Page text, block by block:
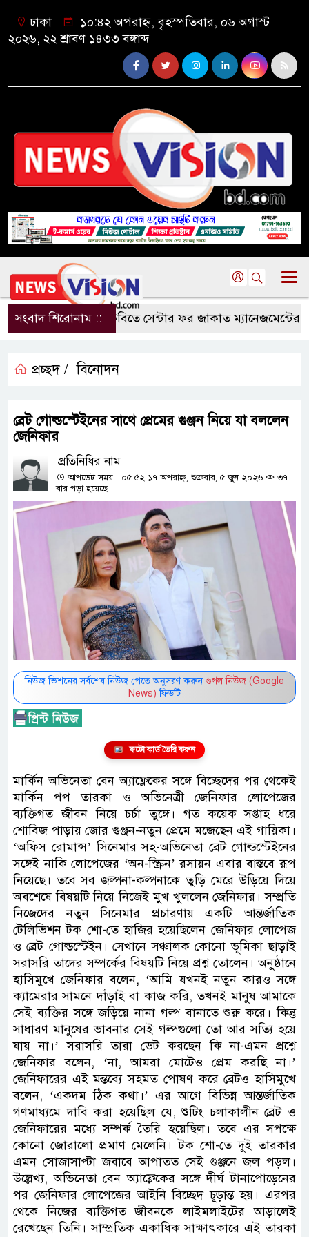
ঢাকা
১০:৪২ অপরাহ্ন, বৃহস্পতিবার, ০৬ অগাস্ট
২০২৬, ২২ শ্রাবণ ১৪৩৩ বঙ্গাব্দ
সংবাদ শিরোনাম ::কুবিতে সেন্টার ফর জাকাত ম্যানেজমেন্টের
প্রচ্ছদ / বিনোদন
ব্রেট গোল্ডস্টেইনের সাথে প্রেমের গুঞ্জন নিয়ে যা বললেন
জেনিফার
প্রতিনিধির নাম
আপডেট সময় : ০৫:৫২:১৭ অপরাহ্ন, শুক্রবার, ৫ জুন ২০২৬
৩৭
বার পড়া হয়েছে
নিউজ ভিশনের সর্বশেষ নিউজ পেতে অনুসরণ করুন গুগল নিউজ (Google
News) ফিডটি
ফটো কার্ড তৈরি করুন
মার্কিন অভিনেতা বেন অ্যাফ্লেকের সঙ্গে বিচ্ছেদের পর থেকেই
মার্কিন পপ তারকা ও অভিনেত্রী জেনিফার লোপেজের
ব্যক্তিগত জীবন নিয়ে চর্চা তুঙ্গে। গত কয়েক সপ্তাহ ধরে
শোবিজ পাড়ায় জোর গুঞ্জন-নতুন প্রেমে মজেছেন এই গায়িকা।
‘অফিস রোমান্স’ সিনেমার সহ-অভিনেতা ব্রেট গোল্ডস্টেইনের
সঙ্গেই নাকি লোপেজের ‘অন-স্ক্রিন’ রসায়ন এবার বাস্তবে রূপ
নিয়েছে। তবে সব জল্পনা-কল্পনাকে তুড়ি মেরে উড়িয়ে দিয়ে
অবশেষে বিষয়টি নিয়ে নিজেই মুখ খুললেন জেনিফার। সম্প্রতি
নিজেদের নতুন সিনেমার প্রচারণায় একটি আন্তর্জাতিক
টেলিভিশন টক শো-তে হাজির হয়েছিলেন জেনিফার লোপেজ
ও ব্রেট গোল্ডস্টেইন। সেখানে সঞ্চালক কোনো ভূমিকা ছাড়াই
সরাসরি তাদের সম্পর্কের বিষয়টি নিয়ে প্রশ্ন তোলেন। অনুষ্ঠানে
হাসিমুখে জেনিফার বলেন, ‘আমি যখনই নতুন কারও সঙ্গে
ক্যামেরার সামনে দাঁড়াই বা কাজ করি, তখনই মানুষ আমাকে
সেই ব্যক্তির সঙ্গে জড়িয়ে নানা গল্প বানাতে শুরু করে। কিন্তু
সাধারণ মানুষের ভাবনার সেই গল্পগুলো তো আর সত্যি হয়ে
যায় না।’ সরাসরি তারা ডেট করছেন কি না-এমন প্রশ্নে
জেনিফার বলেন, ‘না, আমরা মোটেও প্রেম করছি না।’
জেনিফারের এই মন্তব্যে সহমত পোষণ করে ব্রেটও হাসিমুখে
বলেন, ‘একদম ঠিক কথা।’ এর আগে বিভিন্ন আন্তর্জাতিক
গণমাধ্যমে দাবি করা হয়েছিল যে, শুটিং চলাকালীন ব্রেট ও
জেনিফারের মধ্যে সম্পর্ক তৈরি হয়েছিল। তবে এর সপক্ষে
কোনো জোরালো প্রমাণ মেলেনি। টক শো-তে দুই তারকার
এমন সোজাসাপ্টা জবাবে আপাতত সেই গুঞ্জনে জল পড়ল।
উল্লেখ্য, অভিনেতা বেন অ্যাফ্লেকের সঙ্গে দীর্ঘ টানাপোড়েনের
পর জেনিফার লোপেজের আইনি বিচ্ছেদ চূড়ান্ত হয়। এরপর
থেকে নিজের ব্যক্তিগত জীবনকে লাইমলাইটের আড়ালেই
রেখেছেন তিনি। সাম্প্রতিক একাধিক সাক্ষাৎকারে এই তারকা